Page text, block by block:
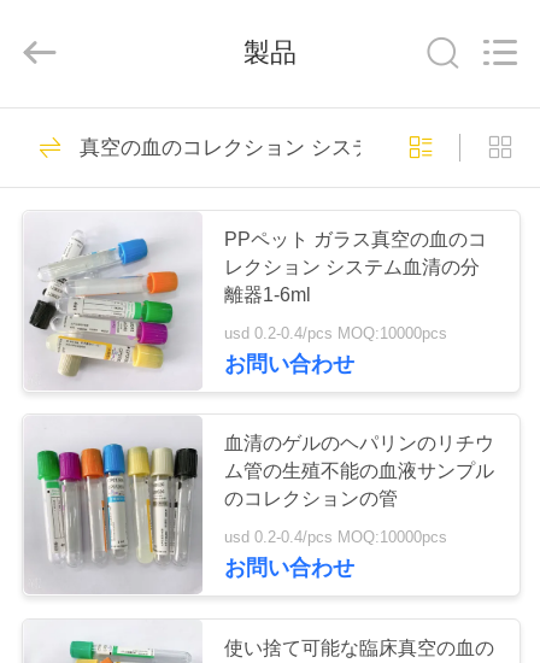
プ
ダ
ト
に
Hangzhou
Ciping
Reserved.
管を集める血
真空の血のコレク
ションの管
52
25
製品
真空の血のコレクション システム
PPペット ガラス真空の血のコ
レクション システム血清の分
離器1-6ml
usd 0.2-0.4/pcs MOQ:10000pcs
お問い合わせ
血清のゲルのヘパリンのリチウ
ム管の生殖不能の血液サンプル
のコレクションの管
usd 0.2-0.4/pcs MOQ:10000pcs
お問い合わせ
使い捨て可能な臨床真空の血の